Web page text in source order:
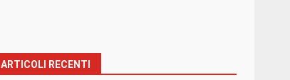
ARTICOLI RECENTI